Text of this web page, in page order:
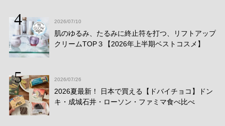
2026/07/10
肌のゆるみ、たるみに終止符を打つ、リフトアップ
クリームTOP３【2026年上半期ベストコスメ】
2026/07/26
2026夏最新！ 日本で買える【ドバイチョコ】ドン
キ・成城石井・ローソン・ファミマ食べ比べ